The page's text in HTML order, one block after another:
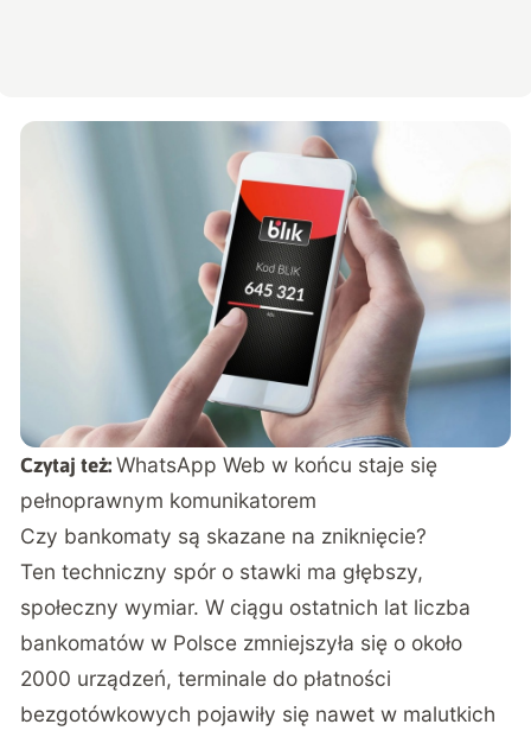
Czytaj też:WhatsApp Web w końcu staje się
pełnoprawnym komunikatorem
Czy bankomaty są skazane na zniknięcie?
Ten techniczny spór o stawki ma głębszy,
społeczny wymiar. W ciągu ostatnich lat liczba
bankomatów w Polsce zmniejszyła się o około
2000 urządzeń, terminale do płatności
bezgotówkowych pojawiły się nawet w malutkich